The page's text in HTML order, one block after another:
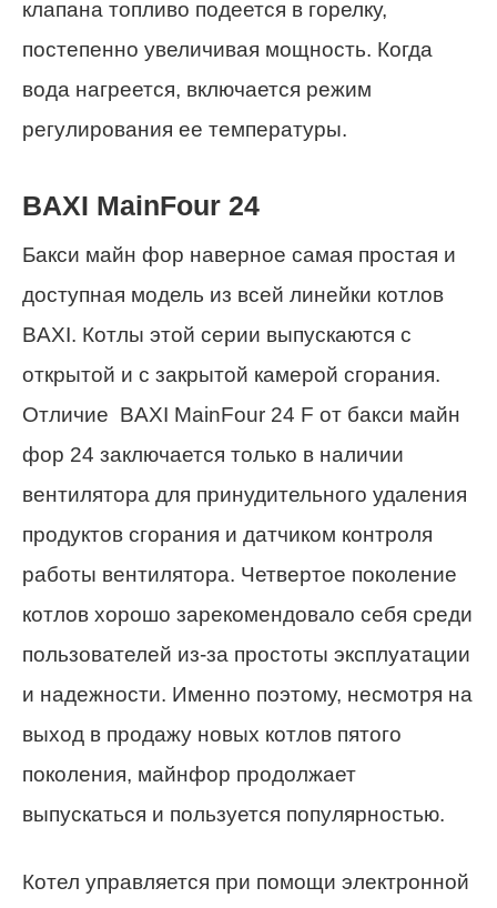
клапана топливо подеется в горелку,
постепенно увеличивая мощность. Когда
вода нагреется, включается режим
регулирования ее температуры.
BAXI MainFour 24
Бакси майн фор наверное самая простая и
доступная модель из всей линейки котлов
BAXI. Котлы этой серии выпускаются с
открытой и с закрытой камерой сгорания.
Отличие BAXI MainFour 24 F от бакси майн
фор 24 заключается только в наличии
вентилятора для принудительного удаления
продуктов сгорания и датчиком контроля
работы вентилятора. Четвертое поколение
котлов хорошо зарекомендовало себя среди
пользователей из-за простоты эксплуатации
и надежности. Именно поэтому, несмотря на
выход в продажу новых котлов пятого
поколения, майнфор продолжает
выпускаться и пользуется популярностью.
Котел управляется при помощи электронной